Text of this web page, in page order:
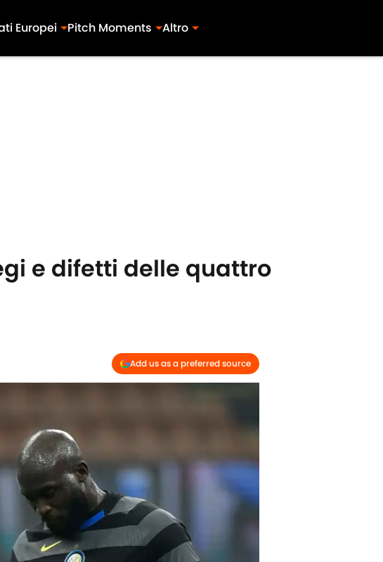
Europei Pitch Moments Altro
e difetti delle quattro
Add us as a preferred source